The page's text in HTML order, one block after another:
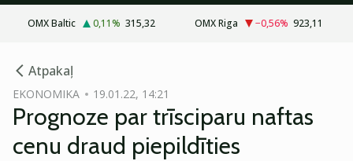
OMX Baltic 0,11% 315,32 OMX Riga −0,56% 923,11
Atpakaļ
EKONOMIKA 19.01.22, 14:21
Prognoze par trīsciparu naftas
cenu draud piepildīties